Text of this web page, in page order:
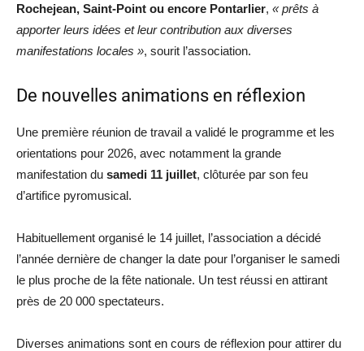
Rochejean, Saint-Point ou encore Pontarlier, « prêts à
apporter leurs idées et leur contribution aux diverses
manifestations locales », sourit l’association.
De nouvelles animations en réflexion
Une première réunion de travail a validé le programme et les
orientations pour 2026, avec notamment la grande
manifestation du samedi 11 juillet, clôturée par son feu
d’artifice pyromusical.
Habituellement organisé le 14 juillet, l’association a décidé
l’année dernière de changer la date pour l’organiser le samedi
le plus proche de la fête nationale. Un test réussi en attirant
près de 20 000 spectateurs.
Diverses animations sont en cours de réflexion pour attirer du